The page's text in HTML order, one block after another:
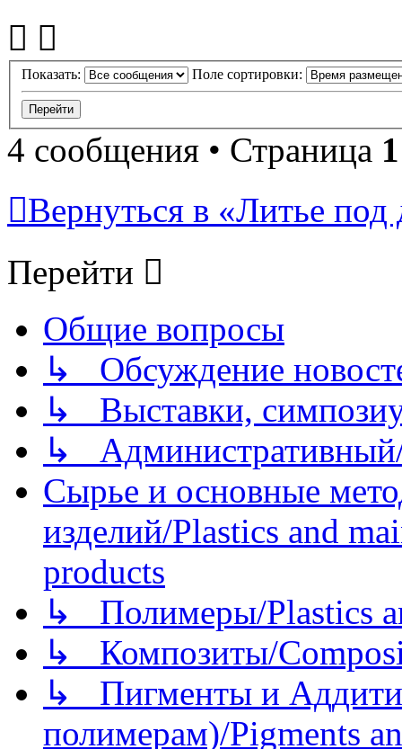
Показать: Поле сортировки:
4 сообщения • Страница 1
Вернуться в «Литье
Перейти
Общие вопросы
↳ Обсуждение
↳ Выставки,
↳
Сырье и основные
изделий/Plastics and
products
↳ Полимеры/Plastics
↳ Композиты/
↳ Пигменты и
полимерам)/Pigments